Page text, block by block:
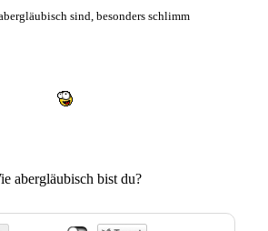
sind, besonders schlimm
abergläubisch bist du?